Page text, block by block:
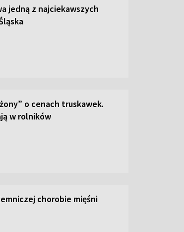
jedną z najciekawszych
o cenach truskawek.
w rolników
chorobie mięśni